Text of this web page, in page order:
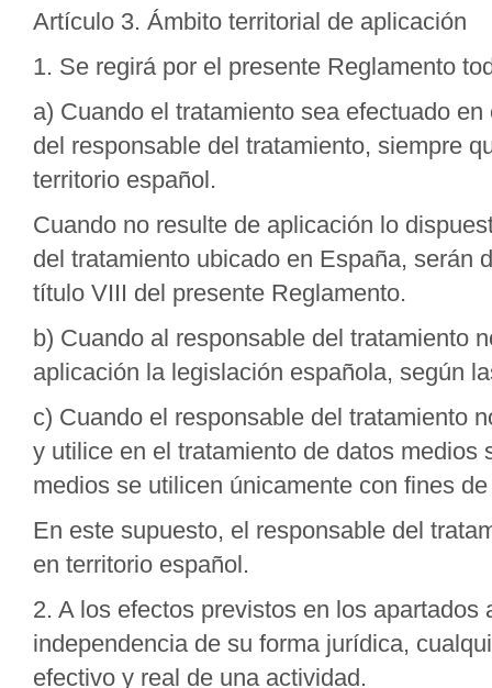
Artículo 3. Ámbito territorial de aplicación
1. Se regirá por el presente Reglamento
a) Cuando el tratamiento sea efectuado
del responsable del tratamiento, siempre
territorio español.
Cuando no resulte de aplicación lo
del tratamiento ubicado en España, serán
título VIII del presente Reglamento.
b) Cuando al responsable del tratamiento
aplicación la legislación española, según
c) Cuando el responsable del tratamiento
y utilice en el tratamiento de datos
medios se utilicen únicamente con fines
En este supuesto, el responsable del
en territorio español.
2. A los efectos previstos en los
independencia de su forma jurídica,
efectivo y real de una actividad.